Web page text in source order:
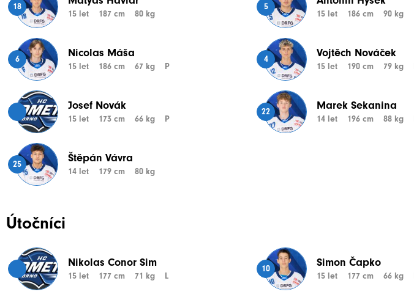
18
15 let 187 cm 80 kg
5
15 let 186 cm 90 kg
6 Nicolas Máša
15 let 186 cm 67 kg P
4 Vojtěch Nováček
15 let 190 cm 79 kg
Josef Novák
15 let 173 cm 66 kg P
22 Marek Sekanina
14 let 196 cm 88 kg
25 Štěpán Vávra
14 let 179 cm 80 kg
Útočníci
Nikolas Conor Sim
15 let 177 cm 71 kg L
10 Simon Čapko
15 let 177 cm 66 kg